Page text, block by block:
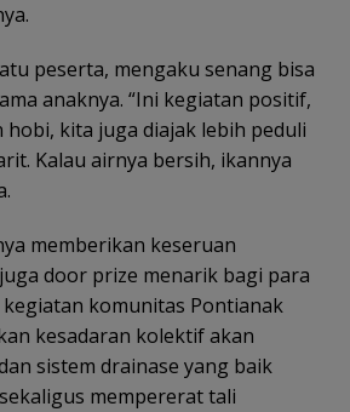
peserta, mengaku senang bisa
anaknya. “Ini kegiatan positif,
hobi, kita juga diajak lebih peduli
Kalau airnya bersih, ikannya
memberikan keseruan
door prize menarik bagi para
komunitas Pontianak
kesadaran kolektif akan
sistem drainase yang baik
mempererat tali